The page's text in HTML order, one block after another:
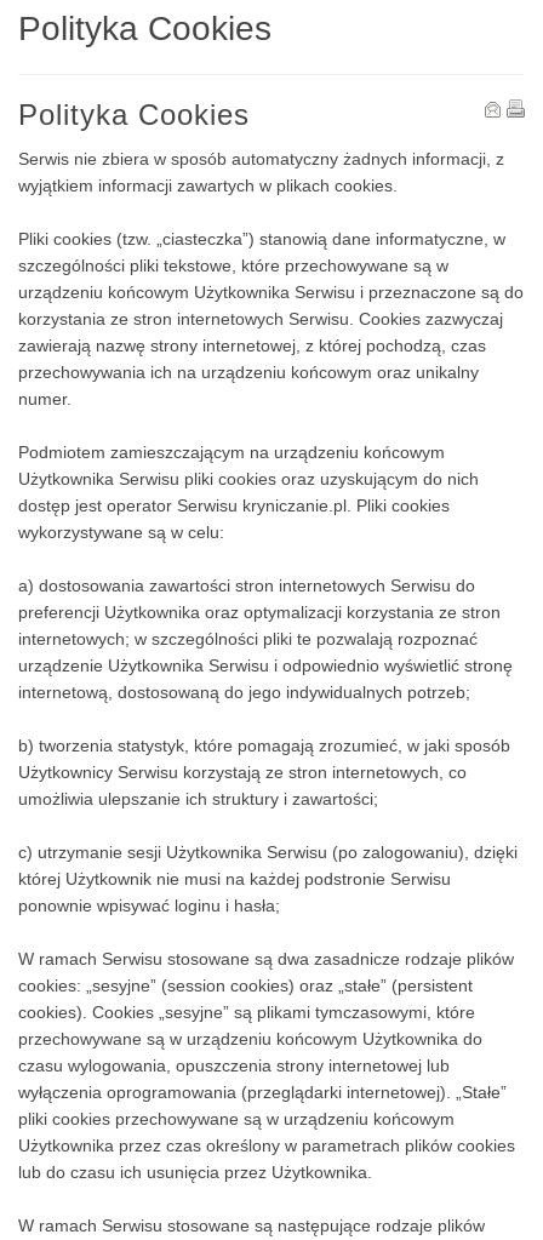
Polityka Cookies
Polityka Cookies
Serwis nie zbiera w sposób automatyczny żadnych informacji, z
Pliki cookies (tzw. „ciasteczka”) stanowią dane informatyczne, w
szczególności pliki tekstowe, które przechowywane są w
urządzeniu końcowym Użytkownika Serwisu i przeznaczone są do
korzystania ze stron internetowych Serwisu. Cookies zazwyczaj
zawierają nazwę strony internetowej, z której pochodzą, czas
przechowywania ich na urządzeniu końcowym oraz unikalny
Podmiotem zamieszczającym na urządzeniu końcowym
Użytkownika Serwisu pliki cookies oraz uzyskującym do nich
dostęp jest operator Serwisu kryniczanie.pl. Pliki cookies
a) dostosowania zawartości stron internetowych Serwisu do
preferencji Użytkownika oraz optymalizacji korzystania ze stron
internetowych; w szczególności pliki te pozwalają rozpoznać
urządzenie Użytkownika Serwisu i odpowiednio wyświetlić stronę
b) tworzenia statystyk, które pomagają zrozumieć, w jaki sposób
Użytkownicy Serwisu korzystają ze stron internetowych, co
c) utrzymanie sesji Użytkownika Serwisu (po zalogowaniu), dzięki
której Użytkownik nie musi na każdej podstronie Serwisu
W ramach Serwisu stosowane są dwa zasadnicze rodzaje plików
cookies: „sesyjne” (session cookies) oraz „stałe” (persistent
cookies). Cookies „sesyjne” są plikami tymczasowymi, które
przechowywane są w urządzeniu końcowym Użytkownika do
czasu wylogowania, opuszczenia strony internetowej lub
wyłączenia oprogramowania (przeglądarki internetowej). „Stałe”
pliki cookies przechowywane są w urządzeniu końcowym
Użytkownika przez czas określony w parametrach plików cookies